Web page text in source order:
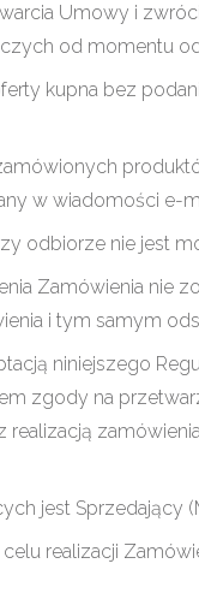
Umowy i
od momentu
kupna bez
w wiadomości e-
odbiorze nie jest
Zamówienia nie
i tym samym
niniejszego
zgody na
jest Sprzedający
realizacji